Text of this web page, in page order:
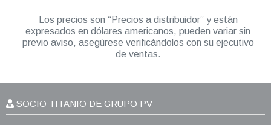
Los precios son “Precios a distribuidor” y están
expresados en dólares americanos, pueden variar sin
previo aviso, asegúrese verificándolos con su ejecutivo
de ventas.
SOCIO TITANIO DE GRUPO PV